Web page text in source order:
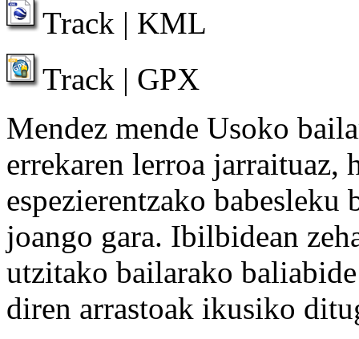
Track | KML
Track | GPX
Mendez mende Usoko
errekaren lerroa jarraituaz,
espezierentzako babesleku
joango gara. Ibilbidean
utzitako bailarako
diren arrastoak ikusiko